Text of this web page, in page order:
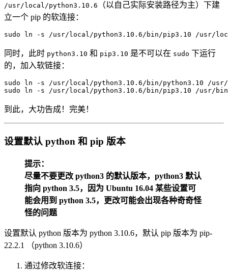
/usr/local/python3.10.6
（以自己实际安装路径为主）下建
立一个 pip 的软连接：
sudo ln -s /usr/local/python3.10.6/bin/pip3.10 /usr/
同时，此时 python3.10 和 pip3.10 是不可以在 sudo 下运行
的，加入软链接：
sudo ln
-s
sudo
ln -s /usr/local/python3.10.6/bin/pip3.10 /usr/
到此，大功告成！完美！
设置默认 python 和 pip 版本
提示：
尽量不要更改 python3 的默认版本，python3 默认
指向 python 3.5，因为 Ubuntu 16.04 某些设置可
能会用到 python 3.5，更改可能会出现各种奇奇怪
怪的问题
设置默认 python 版本为 python 3.10.6，默认 pip 版本为 pip-
22.2.1 （python 3.10.6）
通过修改软连接：